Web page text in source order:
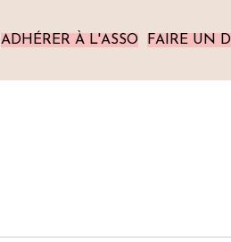
ADHÉRER À L'ASSO FAIRE UN